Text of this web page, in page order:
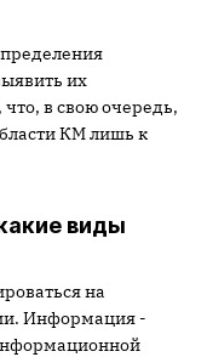
их
в свою очередь,
КМ лишь к
виды
на
Информация -